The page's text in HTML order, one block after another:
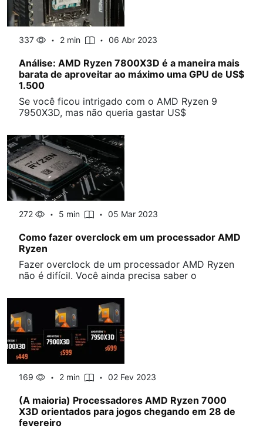
337 2 min 06 Abr 2023
Análise: AMD Ryzen 7800X3D é a maneira mais
barata de aproveitar ao máximo uma GPU de US$
1.500
Se você ficou intrigado com o AMD Ryzen 9
7950X3D, mas não queria gastar US$
272 5 min 05 Mar 2023
Como fazer overclock em um processador AMD
Ryzen
Fazer overclock de um processador AMD Ryzen
não é difícil. Você ainda precisa saber o
169 2 min 02 Fev 2023
(A maioria) Processadores AMD Ryzen 7000
X3D orientados para jogos chegando em 28 de
fevereiro